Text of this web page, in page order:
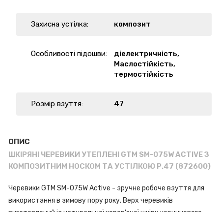
Захисна устілка: композит
Особливості підошви:
діелектричність,
Маслостійкість,
термостійкість
Розмір взуття: 47
ОПИС
ШКІРЯНІ ЧЕРЕВИКИ УТЕПЛЕНІ GTM SM-075W ACTIVE З
КОМПОЗИТНИМ НОСКОМ ТА УСТІЛКОЮ Р.47 (872600)
Черевики GTM SM-075W Active - зручне робоче взуття для
використання в зимову пору року. Верх черевиків